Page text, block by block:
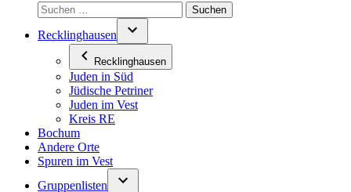
Suchen
nach:
Recklinghausen
Recklinghausen
Juden in Süd
Jüdische Petriner
Juden im Vest
Kreis RE
Bochum
Andere Orte
Spuren im Vest
Gruppenlisten